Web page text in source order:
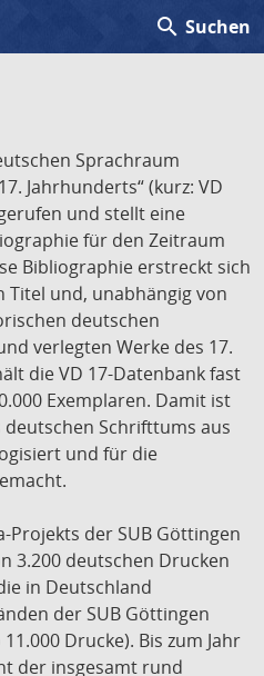
search Suchen
Sprachraum
Jahrhunderts“ (kurz: VD
und stellt eine
für den Zeitraum
Bibliographie erstreckt sich
Titel und, unabhängig von
deutschen
verlegten Werke des 17.
die VD 17-Datenbank fast
Exemplaren. Damit ist
Schrifttums aus
und für die
Projekts der SUB Göttingen
3.200 deutschen Drucken
in Deutschland
der SUB Göttingen
Drucke). Bis zum Jahr
der insgesamt rund